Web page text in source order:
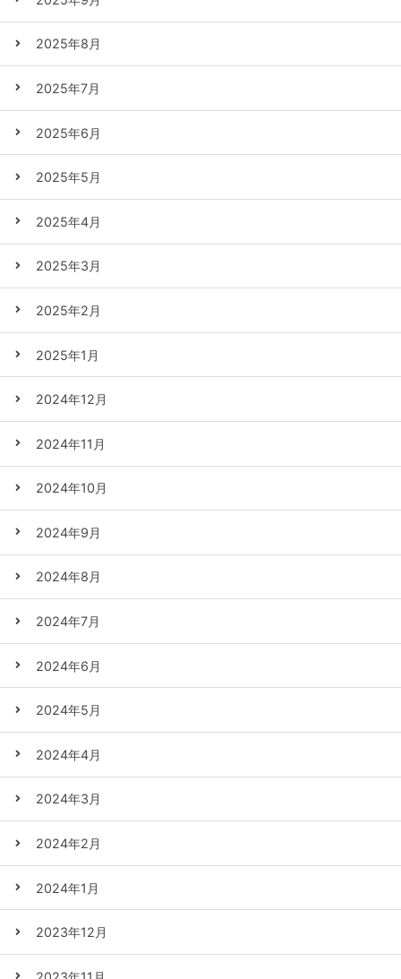
2025年8月
2025年7月
2025年6月
2025年5月
2025年4月
2025年3月
2025年2月
2025年1月
2024年12月
2024年11月
2024年10月
2024年9月
2024年8月
2024年7月
2024年6月
2024年5月
2024年4月
2024年3月
2024年2月
2024年1月
2023年12月